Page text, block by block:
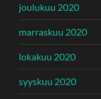
joulukuu 2020
marraskuu 2020
lokakuu 2020
syyskuu 2020